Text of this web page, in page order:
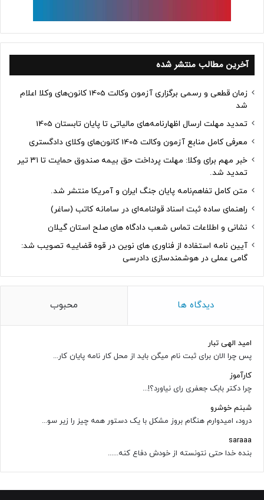
آخرین مطالب منتشر شده
زمان قطعی و رسمی برگزاری آزمون وکالت 1405 کانون‌های وکلا اعلام
شد
تمدید مهلت ارسال اظهارنامه‌های مالیاتی تا پایان تابستان 1405
معرفی کامل منابع آزمون وکالت 1405 کانون‌های وکلای دادگستری
خبر مهم برای وکلا: مهلت پرداخت حق بیمه صندوق حمایت تا ۳۱ تیر
تمدید شد.
متن کامل تفاهم‌نامه پایان جنگ ایران و آمریکا منتشر شد.
راهنمای ساده ثبت اسناد قولنامه‌ای در سامانه کاتب (ساغر)
نشانی و اطلاعات تماس شعب دادگاه های صلح استان گیلان
آیین نامه استفاده از فناوری های نوین در قوه قضاییه تصویب شد:
گامی عملی در هوشمندسازی دادرسی
دیدگاه ها محبوب
امید الهی تبار
پس چرا الان برای ثبت نام میگن باید از محل کار نامه پایان کار...
کارآموز
چرا دکتر بابک جعفری رای نیاورد؟!...
شبنم خوشرو
درود، امیدوارم هنگام بروز مشکل با یک دستور همه چیز را زیر سو...
saraaa
بنده خدا حتی نتونسته از خودش دفاع کنه......